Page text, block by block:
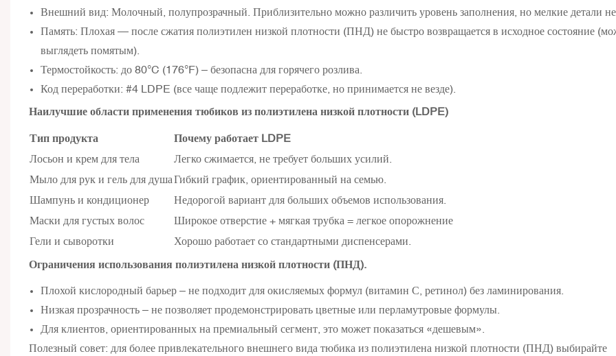
Внешний вид: Молочный, полупрозрачный. Приблизительно можно различить уровень заполнения, но мелкие детали
Память: Плохая — после сжатия полиэтилен низкой плотности (ПНД) не быстро возвращается в исходное состояние
выглядеть помятым).
Термостойкость: до 80°C (176°F) – безопасна для горячего розлива.
Код переработки: #4 LDPE (все чаще подлежит переработке, но принимается не везде).
Наилучшие области применения тюбиков из полиэтилена низкой плотности (LDPE)
Тип продукта
Почему работает LDPE
Лосьон и крем для тела
Легко сжимается, не требует больших усилий.
Мыло для рук и гель для душаГибкий график, ориентированный на семью.
Шампунь и кондиционер
Недорогой вариант для больших объемов использования.
Маски для густых волос
Широкое отверстие + мягкая трубка = легкое опорожнение
Гели и сыворотки
Хорошо работает со стандартными диспенсерами.
Ограничения использования полиэтилена низкой плотности (ПНД).
Плохой кислородный барьер – не подходит для окисляемых формул (витамин С, ретинол) без ламинирования.
Низкая прозрачность – не позволяет продемонстрировать цветные или перламутровые формулы.
Для клиентов, ориентированных на премиальный сегмент, это может показаться «дешевым».
Полезный совет: для более привлекательного внешнего вида тюбика из полиэтилена низкой плотности (ПНД) выбирайте